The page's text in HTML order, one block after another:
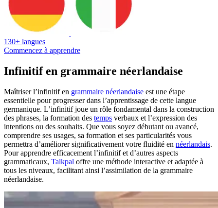
130+ langues
Commencez à apprendre
Infinitif en grammaire néerlandaise
Maîtriser l’infinitif en grammaire néerlandaise est une étape
essentielle pour progresser dans l’apprentissage de cette langue
germanique. L’infinitif joue un rôle fondamental dans la construction
des phrases, la formation des temps verbaux et l’expression des
intentions ou des souhaits. Que vous soyez débutant ou avancé,
comprendre ses usages, sa formation et ses particularités vous
permettra d’améliorer significativement votre fluidité en néerlandais.
Pour apprendre efficacement l’infinitif et d’autres aspects
grammaticaux, Talkpal offre une méthode interactive et adaptée à
tous les niveaux, facilitant ainsi l’assimilation de la grammaire
néerlandaise.